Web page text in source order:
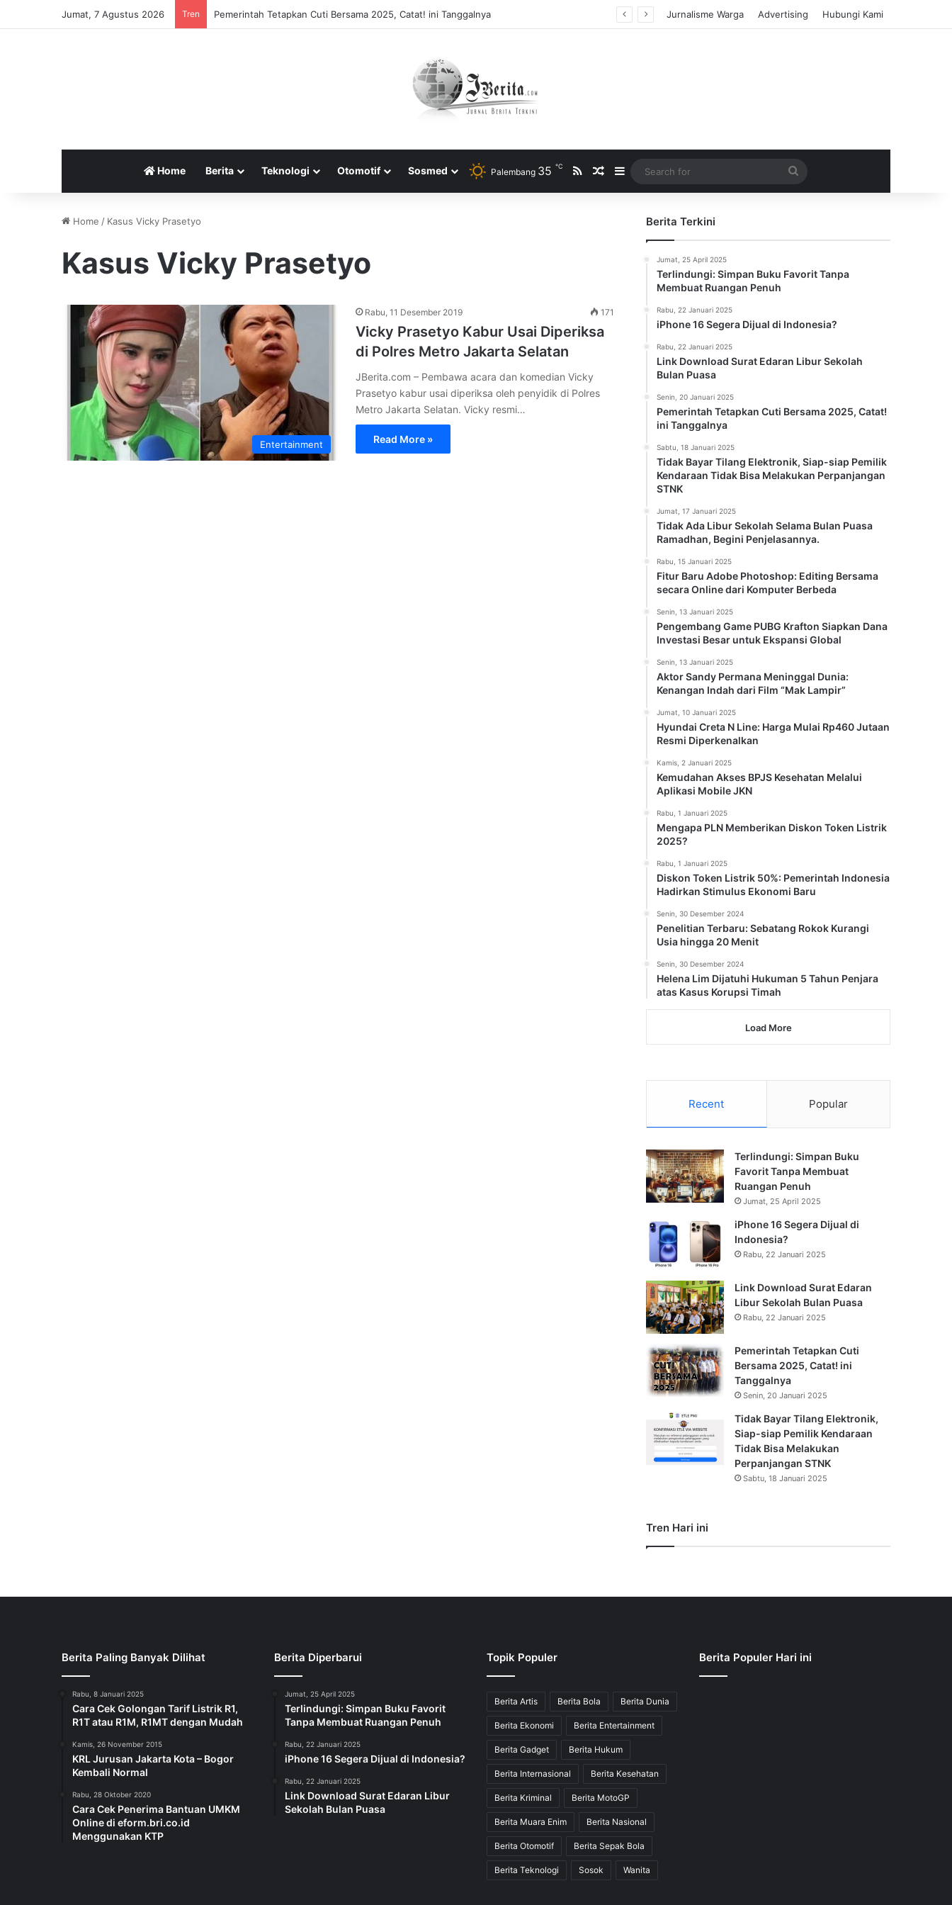
Jumat, 7 Agustus 2026 Tren Pemerintah Tetapkan Cuti Bersama 2025, Catat! ini Tanggalnya Jurnalisme Warga Advertising Hubungi Kami
Home Berita Teknologi Otomotif Sosmed Palembang 35 ℃ RSSRandom Article
Sidebar
for
Home / Kasus Vicky Prasetyo
Kasus Vicky Prasetyo
Entertainment
Rabu, 11 Desember 2019 171
Vicky Prasetyo Kabur Usai Diperiksa
di Polres Metro Jakarta Selatan
JBerita.com – Pembawa acara dan komedian Vicky
Prasetyo kabur usai diperiksa oleh penyidik di Polres
Metro Jakarta Selatan. Vicky resmi…
Read More »
Berita Terkini
Jumat, 25 April 2025
Terlindungi: Simpan Buku Favorit Tanpa
Membuat Ruangan Penuh
Rabu, 22 Januari 2025
iPhone 16 Segera Dijual di Indonesia?
Rabu, 22 Januari 2025
Link Download Surat Edaran Libur Sekolah
Bulan Puasa
Senin, 20 Januari 2025
Pemerintah Tetapkan Cuti Bersama 2025, Catat!
ini Tanggalnya
Sabtu, 18 Januari 2025
Tidak Bayar Tilang Elektronik, Siap-siap Pemilik
Kendaraan Tidak Bisa Melakukan Perpanjangan
STNK
Jumat, 17 Januari 2025
Tidak Ada Libur Sekolah Selama Bulan Puasa
Ramadhan, Begini Penjelasannya.
Rabu, 15 Januari 2025
Fitur Baru Adobe Photoshop: Editing Bersama
secara Online dari Komputer Berbeda
Senin, 13 Januari 2025
Pengembang Game PUBG Krafton Siapkan Dana
Investasi Besar untuk Ekspansi Global
Senin, 13 Januari 2025
Aktor Sandy Permana Meninggal Dunia:
Kenangan Indah dari Film “Mak Lampir”
Jumat, 10 Januari 2025
Hyundai Creta N Line: Harga Mulai Rp460 Jutaan
Resmi Diperkenalkan
Kamis, 2 Januari 2025
Kemudahan Akses BPJS Kesehatan Melalui
Aplikasi Mobile JKN
Rabu, 1 Januari 2025
Mengapa PLN Memberikan Diskon Token Listrik
2025?
Rabu, 1 Januari 2025
Diskon Token Listrik 50%: Pemerintah Indonesia
Hadirkan Stimulus Ekonomi Baru
Senin, 30 Desember 2024
Penelitian Terbaru: Sebatang Rokok Kurangi
Usia hingga 20 Menit
Senin, 30 Desember 2024
Helena Lim Dijatuhi Hukuman 5 Tahun Penjara
atas Kasus Korupsi Timah
Load More
Recent Popular
Terlindungi: Simpan Buku
Favorit Tanpa Membuat
Ruangan Penuh
Jumat, 25 April 2025
iPhone 16 Segera Dijual di
Indonesia?
Rabu, 22 Januari 2025
Link Download Surat Edaran
Libur Sekolah Bulan Puasa
Rabu, 22 Januari 2025
Pemerintah Tetapkan Cuti
Bersama 2025, Catat! ini
Tanggalnya
Senin, 20 Januari 2025
Tidak Bayar Tilang Elektronik,
Siap-siap Pemilik Kendaraan
Tidak Bisa Melakukan
Perpanjangan STNK
Sabtu, 18 Januari 2025
Tren Hari ini
Berita Paling Banyak Dilihat
Rabu, 8 Januari 2025
Cara Cek Golongan Tarif Listrik R1,
R1T atau R1M, R1MT dengan Mudah
Kamis, 26 November 2015
KRL Jurusan Jakarta Kota – Bogor
Kembali Normal
Rabu, 28 Oktober 2020
Cara Cek Penerima Bantuan UMKM
Online di eform.bri.co.id
Menggunakan KTP
Berita Diperbarui
Jumat, 25 April 2025
Terlindungi: Simpan Buku Favorit
Tanpa Membuat Ruangan Penuh
Rabu, 22 Januari 2025
iPhone 16 Segera Dijual di Indonesia?
Rabu, 22 Januari 2025
Link Download Surat Edaran Libur
Sekolah Bulan Puasa
Topik Populer
Berita Artis Berita Bola Berita Dunia
Berita Ekonomi Berita Entertainment
Berita Gadget Berita Hukum
Berita Internasional Berita Kesehatan
Berita Kriminal Berita MotoGP
Berita Muara Enim Berita Nasional
Berita Otomotif Berita Sepak Bola
Berita Teknologi Sosok Wanita
Berita Populer Hari ini